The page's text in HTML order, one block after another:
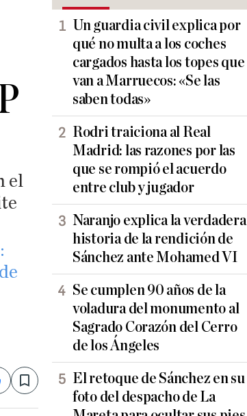
el
Save
Un guardia civil explica por
qué no multa a los coches
cargados hasta los topes que
van a Marruecos: «Se las
saben todas»
Rodri traiciona al Real
Madrid: las razones por las
que se rompió el acuerdo
entre club y jugador
Naranjo explica la verdadera
historia de la rendición de
Sánchez ante Mohamed VI
Se cumplen 90 años de la
voladura del monumento al
Sagrado Corazón del Cerro
de los Ángeles
El retoque de Sánchez en su
foto del despacho de La